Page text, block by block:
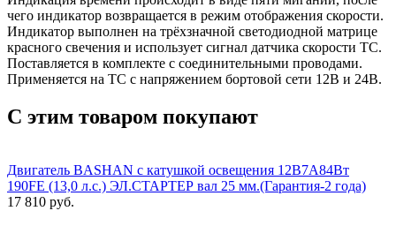
чего индикатор возвращается в режим отображения скорости.
Индикатор выполнен на трёхзначной светодиодной матрице
красного свечения и использует сигнал датчика скорости ТС.
Поставляется в комплекте с соединительными проводами.
Применяется на ТС с напряжением бортовой сети 12В и 24В.
С этим товаром покупают
Двигатель BASHAN с катушкой освещения 12В7А84Вт
190FE (13,0 л.с.) ЭЛ.СТАРТЕР вал 25 мм.(Гарантия-2 года)
17 810 руб.